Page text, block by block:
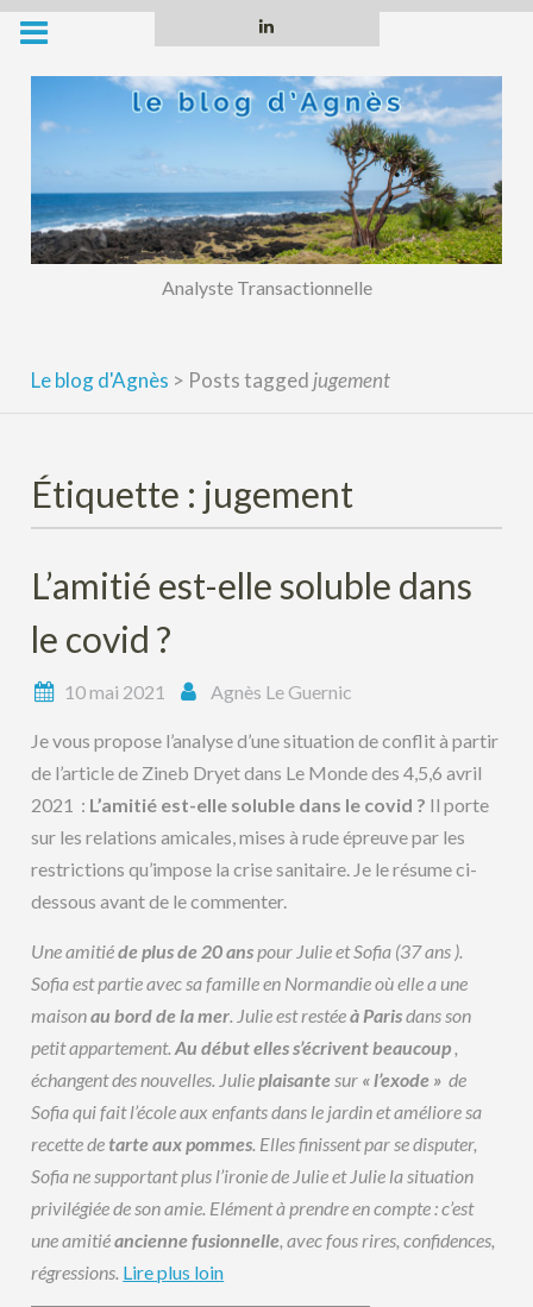
Skip
content
Analyste Transactionnelle
Le blog d'Agnès > Posts tagged jugement
Étiquette : jugement
L’amitié est-elle soluble dans
le covid ?
10 mai 2021 Agnès Le Guernic
Je vous propose l’analyse d’une situation de conflit à partir
de l’article de Zineb Dryet dans Le Monde des 4,5,6 avril
2021 : L’amitié est-elle soluble dans le covid ? Il porte
sur les relations amicales, mises à rude épreuve par les
restrictions qu’impose la crise sanitaire. Je le résume ci-
dessous avant de le commenter.
Une amitiéde plus de 20 anspour Julie et Sofia (37 ans ).
Sofia est partie avec sa famille en Normandie où elle a une
maisonau bord de la mer. Julie est restéeà Parisdans son
petit appartement.Au débutelles s’écrivent beaucoup,
échangent des nouvelles. Julieplaisantesur « l’exode » de
Sofia qui fait l’école aux enfants dans le jardin et améliore sa
recette de tarte aux pommes. Elles finissent par se disputer,
Sofia ne supportant plus l’ironie de Julie et Julie la situation
privilégiée de son amie. Elément à prendre en compte : c’est
une amitiéancienne fusionnelle, avec fous rires, confidences,
régressions. Lire plus loin